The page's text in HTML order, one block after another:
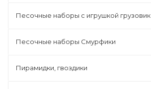
Песочные наборы с игрушкой грузовик
Песочные наборы Смурфики
Пирамидки, гвоздики